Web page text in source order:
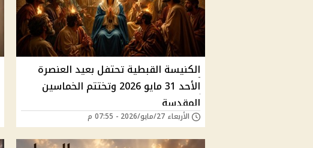
الكنيسة القبطية تحتفل بعيد العنصرة
الأحد 31 مايو 2026 وتختتم الخماسين
المقدسة
الأربعاء 27/مايو/2026 - 07:55 م